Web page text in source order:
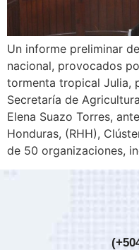
Un informe preliminar
nacional, provocados
tormenta tropical Julia,
Secretaría de
Elena Suazo Torres,
Honduras, (RHH),
de 50 organizaciones,